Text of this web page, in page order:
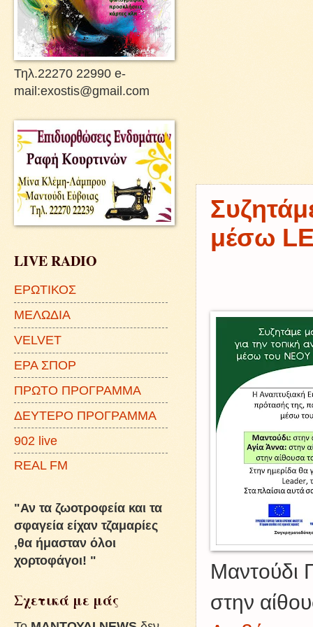
μέσω
Μαντούδι
στην
Τηλ.22270 22990 e-
mail:exostis@gmail.com
LIVE RADIO
ΕΡΩΤΙΚΟΣ
ΜΕΛΩΔΙΑ
VELVET
ΕΡΑ ΣΠΟΡ
ΠΡΩΤΟ ΠΡΟΓΡΑΜΜΑ
ΔΕΥΤΕΡΟ ΠΡΟΓΡΑΜΜΑ
902 live
REAL FM
"Αν τα ζωοτροφεία και τα
σφαγεία είχαν τζαμαρίες
,θα ήμασταν όλοι
χορτοφάγοι! "
Σχετικά με μάς